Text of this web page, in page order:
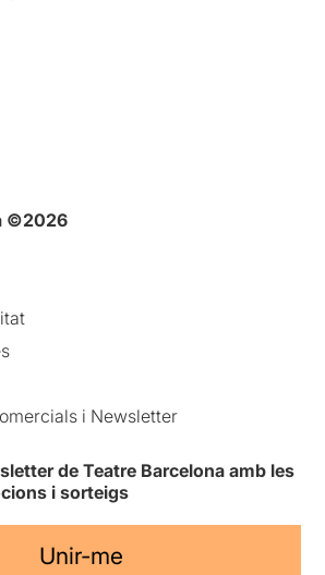
©2026
i Newsletter
de Teatre Barcelona amb les
i sorteigs
Unir-me